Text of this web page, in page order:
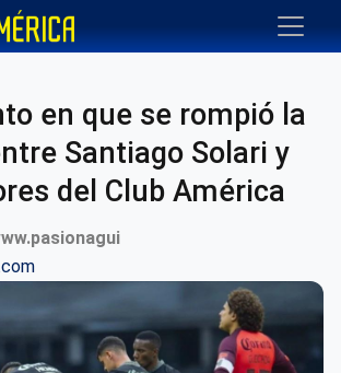
en que se rompió la
Santiago Solari y
del Club América